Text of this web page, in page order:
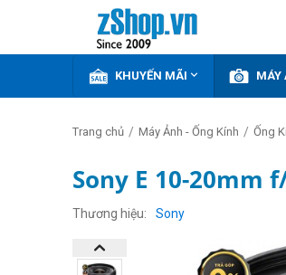
KHUYẾN MÃI  MÁY
Trang chủ / Máy Ảnh - Ống Kính / Ống
Sony E 10-20mm
Thương hiệu Sony